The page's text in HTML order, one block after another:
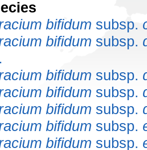
bifidum subsp.
bifidum subsp.
bifidum subsp.
bifidum subsp.
bifidum subsp.
bifidum subsp.
bifidum subsp.